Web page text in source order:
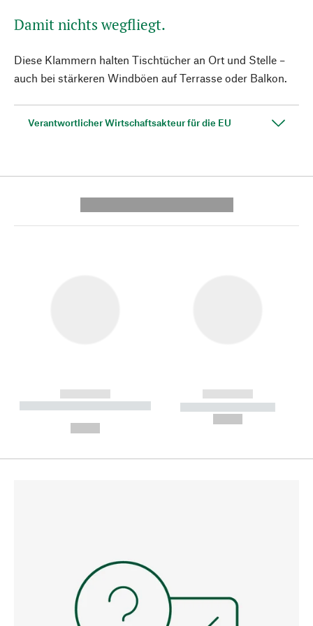
Damit nichts wegfliegt.
Diese Klammern halten Tischtücher an Ort und Stelle –
auch bei stärkeren Windböen auf Terrasse oder Balkon.
Verantwortlicher Wirtschaftsakteur für die EU
------------
----------- ----------- --------
------------
----------- -----------